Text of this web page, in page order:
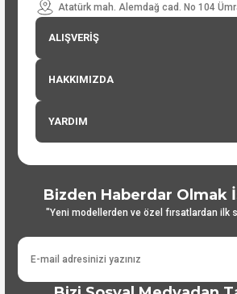
Atatürk mah. Alemdağ cad. No 104
ALIŞVERİŞ
HAKKIMIZDA
YARDIM
Bizden Haberdar Olmak
"Yeni modellerden ve özel fırsatlardan ilk